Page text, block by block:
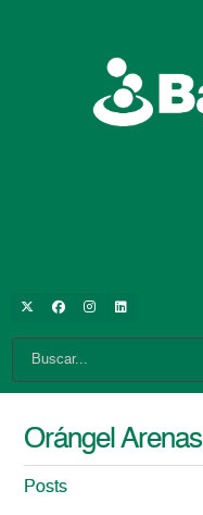
Orángel Arenas
Posts